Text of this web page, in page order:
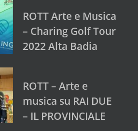
ROTT Arte e Musica
– Charing Golf Tour
2022 Alta Badia
ROTT – Arte e
musica su RAI DUE
– IL PROVINCIALE